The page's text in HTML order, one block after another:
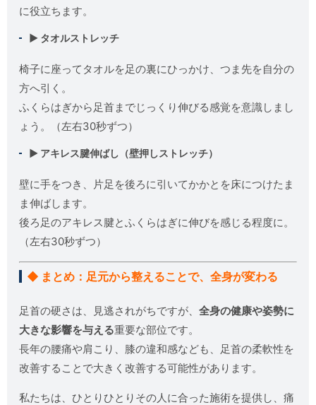
に役立ちます。
▶ タオルストレッチ
椅子に座ってタオルを足の裏にひっかけ、つま先を自分の
方へ引く。
ふくらはぎから足首までじっくり伸びる感覚を意識しまし
ょう。（左右30秒ずつ）
▶ アキレス腱伸ばし（壁押しストレッチ）
壁に手をつき、片足を後ろに引いてかかとを床につけたま
ま伸ばします。
後ろ足のアキレス腱とふくらはぎに伸びを感じる程度に。
（左右30秒ずつ）
◆ まとめ：足元から整えることで、全身が変わる
足首の硬さは、見逃されがちですが、全身の健康や姿勢に
大きな影響を与える重要な部位です。
長年の腰痛や肩こり、膝の違和感なども、足首の柔軟性を
改善することで大きく改善する可能性があります。
私たちは、ひとりひとりその人に合った施術を提供し、痛